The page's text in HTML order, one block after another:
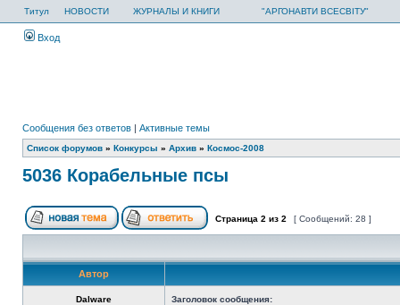
Титул НОВОСТИ ЖУРНАЛЫ И КНИГИ "АРГОНАВТИ ВСЕСВІТУ"
Вход
Сообщения без ответов | Активные темы
Список форумов » Конкурсы » Архив » Космос-2008
5036 Корабельные псы
Страница 2 из 2 [ Сообщений: 28 ]
Автор
Dalware Заголовок сообщения: